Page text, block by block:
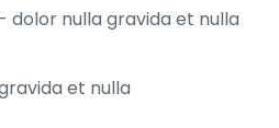
dolor nulla gravida et nulla
et nulla